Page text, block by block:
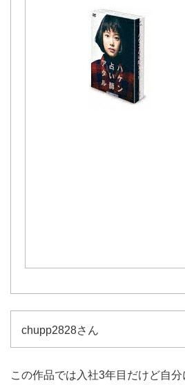
chupp2828さん
この作品では入社3年目だけど自